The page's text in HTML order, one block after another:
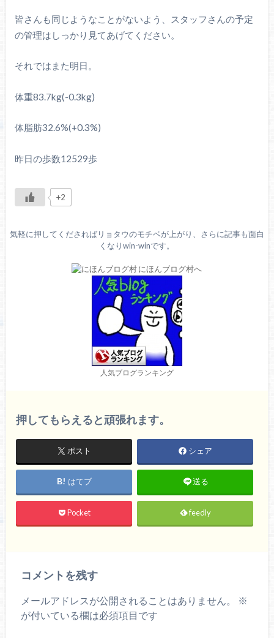
皆さんも同じようなことがないよう、スタッフさんの予定
の管理はしっかり見てあげてください。
それではまた明日。
体重83.7kg(-0.3kg)
体脂肪32.6%(+0.3%)
昨日の歩数12529歩
+2
気軽に押してくださればリョタウのモチベが上がり、さらに記事も面白
くなりwin-winです。
人気ブログランキング
押してもらえると頑張れます。
ポスト シェア
はてブ 送る
Pocket feedly
コメントを残す
メールアドレスが公開されることはありません。
※
が付いている欄は必須項目です